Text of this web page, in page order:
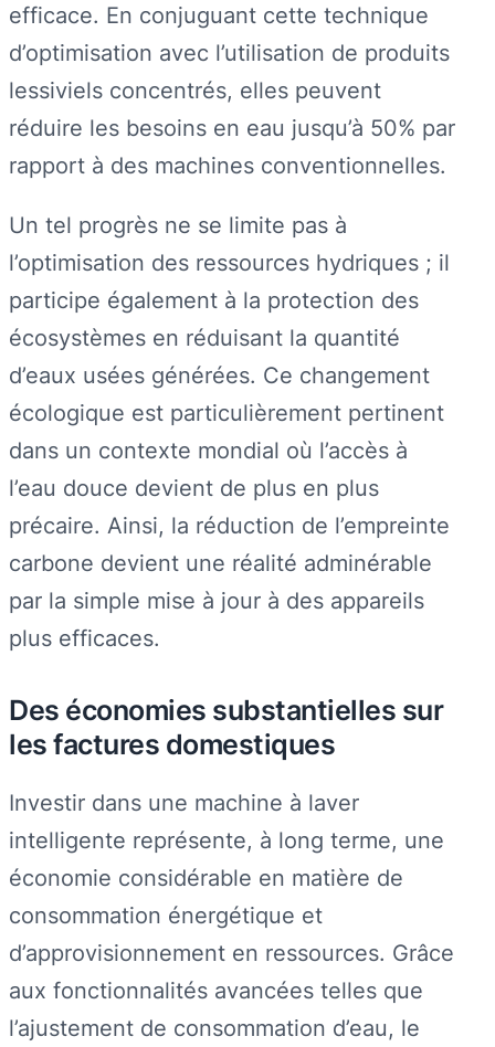
efficace. En conjuguant cette technique
d’optimisation avec l’utilisation de produits
lessiviels concentrés, elles peuvent
réduire les besoins en eau jusqu’à 50% par
rapport à des machines conventionnelles.
Un tel progrès ne se limite pas à
l’optimisation des ressources hydriques ; il
participe également à la protection des
écosystèmes en réduisant la quantité
d’eaux usées générées. Ce changement
écologique est particulièrement pertinent
dans un contexte mondial où l’accès à
l’eau douce devient de plus en plus
précaire. Ainsi, la réduction de l’empreinte
carbone devient une réalité adminérable
par la simple mise à jour à des appareils
plus efficaces.
Des économies substantielles sur
les factures domestiques
Investir dans une machine à laver
intelligente représente, à long terme, une
économie considérable en matière de
consommation énergétique et
d’approvisionnement en ressources. Grâce
aux fonctionnalités avancées telles que
l’ajustement de consommation d’eau, le